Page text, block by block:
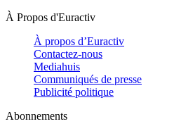
À Propos d'Euractiv
À propos d’Euractiv
Contactez-nous
Mediahuis
Communiqués de presse
Publicité politique
Abonnements